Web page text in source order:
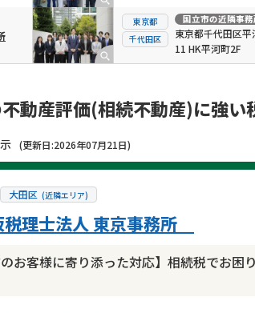
東京都
千代田区
国立市の近隣事務
東京都千代田区
11 HK平河町2F
動産評価(相続不動産)に強い
(更新日:2026年07月21日)
大田区 (近隣エリア)
のお客様に寄り添った対応】相続税でお困
税理士法人 東京事務所